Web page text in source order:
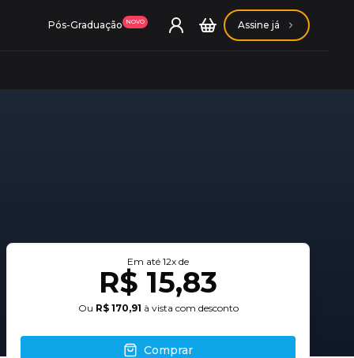
Pós-Graduação NOVO Assine já
Conheça nossas assinaturas
Em até 12x de
R$ 15,83
Ou R$ 170,91 à vista com desconto
Comprar